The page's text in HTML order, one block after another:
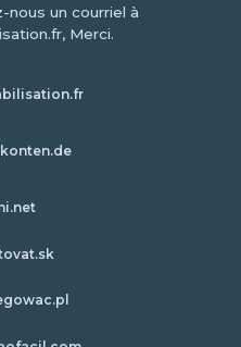
un courriel à
Merci.